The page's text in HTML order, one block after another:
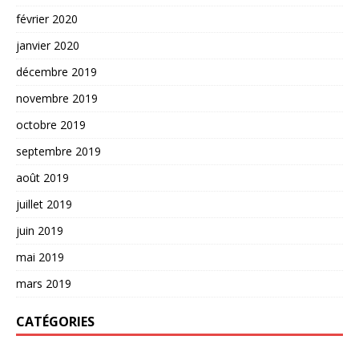
février 2020
janvier 2020
décembre 2019
novembre 2019
octobre 2019
septembre 2019
août 2019
juillet 2019
juin 2019
mai 2019
mars 2019
CATÉGORIES